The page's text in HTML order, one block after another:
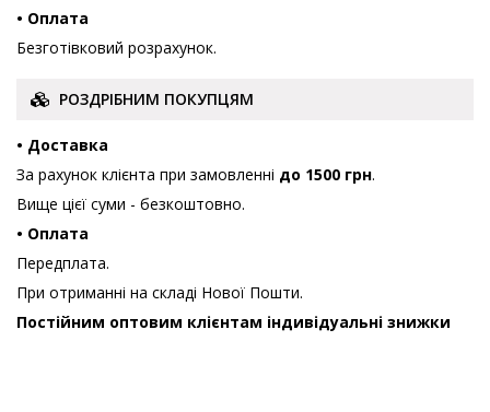
• Оплата
Безготівковий розрахунок.
РОЗДРІБНИМ ПОКУПЦЯМ
• Доставка
За рахунок клієнта при замовленні до 1500 грн.
Вище цієї суми - безкоштовно.
• Оплата
Передплата.
При отриманні на складі Нової Пошти.
Постійним оптовим клієнтам індивідуальні знижки